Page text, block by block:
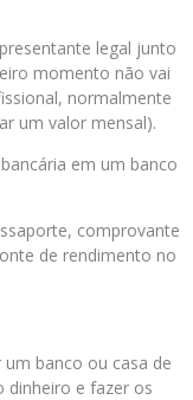
legal junto
momento não vai
normalmente
um valor mensal).
em um banco
comprovante
de rendimento no
banco ou casa de
dinheiro e fazer os